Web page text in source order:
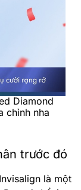
Diamond
chỉnh nha
trước đó
là một